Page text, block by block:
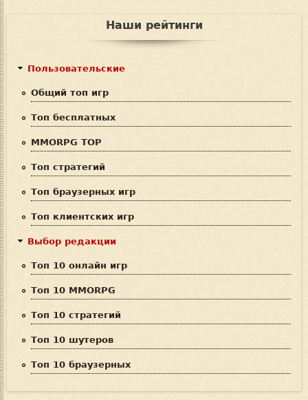
Наши рейтинги
Пользовательские
Общий топ игр
Топ бесплатных
MMORPG TOP
Топ стратегий
Топ браузерных игр
Топ клиентских игр
Выбор редакции
Топ 10 онлайн игр
Топ 10 MMORPG
Топ 10 стратегий
Топ 10 шутеров
Топ 10 браузерных